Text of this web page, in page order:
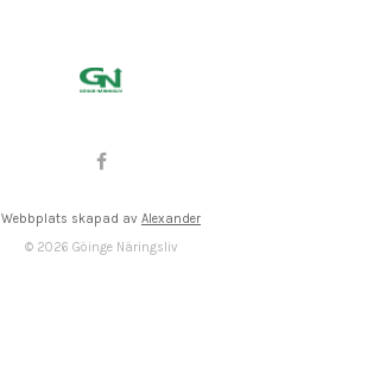
Webbplats skapad av Alexander
© 2026 Göinge Näringsliv